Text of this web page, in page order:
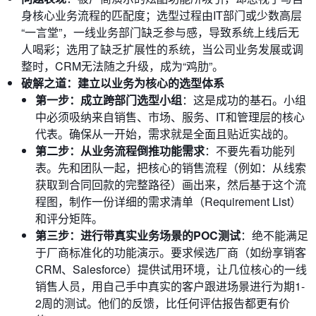
身核心业务流程的匹配度；选型过程由IT部门或少数高层
“一言堂”，一线业务部门缺乏参与感，导致系统上线后无
人喝彩；选用了缺乏扩展性的系统，当公司业务发展或调
整时，CRM无法随之升级，成为“鸡肋”。
破解之道：建立以业务为核心的选型体系
第一步：成立跨部门选型小组：这是成功的基石。小组
中必须吸纳来自销售、市场、服务、IT和管理层的核心
代表。确保从一开始，需求就是全面且贴近实战的。
第二步：从业务流程倒推功能需求：不要先看功能列
表。先和团队一起，把核心的销售流程（例如：从线索
获取到合同回款的完整路径）画出来，然后基于这个流
程图，制作一份详细的需求清单（Requirement List）
和评分矩阵。
第三步：进行带真实业务场景的POC测试：绝不能满足
于厂商标准化的功能演示。要求候选厂商（如纷享销客
CRM、Salesforce）提供试用环境，让几位核心的一线
销售人员，用自己手中真实的客户跟进场景进行为期1-
2周的测试。他们的反馈，比任何评估报告都更有价